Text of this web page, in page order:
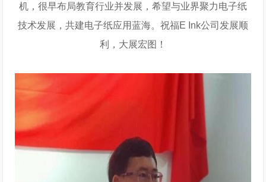
机，很早布局教育行业并发展，希望与业界聚力电子纸
技术发展，共建电子纸应用蓝海。祝福E Ink公司发展顺
利，大展宏图！